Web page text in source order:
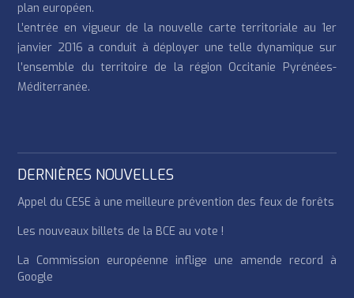
plan européen.
L’entrée en vigueur de la nouvelle carte territoriale au 1er
janvier 2016 a conduit à déployer une telle dynamique sur
l’ensemble du territoire de la région Occitanie Pyrénées-
Méditerranée.
DERNIÈRES NOUVELLES
Appel du CESE à une meilleure prévention des feux de forêts
Les nouveaux billets de la BCE au vote !
La Commission européenne inflige une amende record à
Google